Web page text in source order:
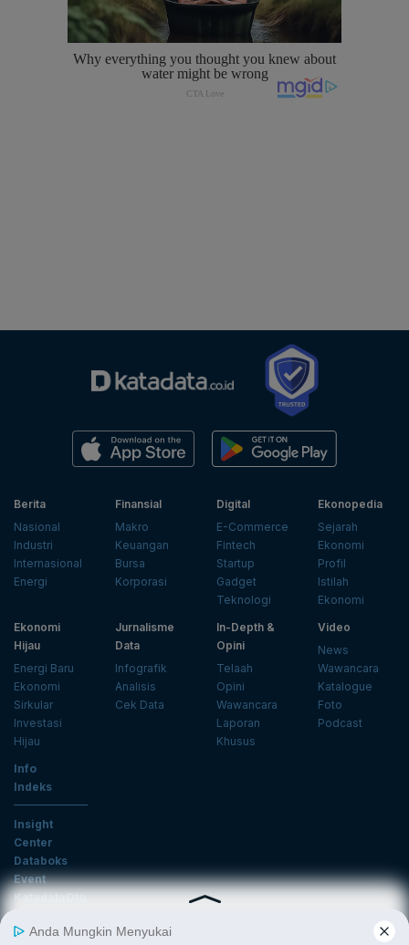
Berita
Nasional
Industri
Internasional
Energi
Finansial
Makro
Keuangan
Bursa
Korporasi
Digital
E-Commerce
Fintech
Startup
Gadget
Teknologi
Ekonopedia
Sejarah
Ekonomi
Profil
Istilah
Ekonomi
Ekonomi
Hijau
Energi Baru
Ekonomi
Sirkular
Investasi
Hijau
Jurnalisme
Data
Infografik
Analisis
Cek Data
In-Depth &
Opini
Telaah
Opini
Wawancara
Laporan
Khusus
Video
News
Wawancara
Katalogue
Foto
Podcast
Info
Indeks
Insight
Center
Databoks
Event
KatadataOto